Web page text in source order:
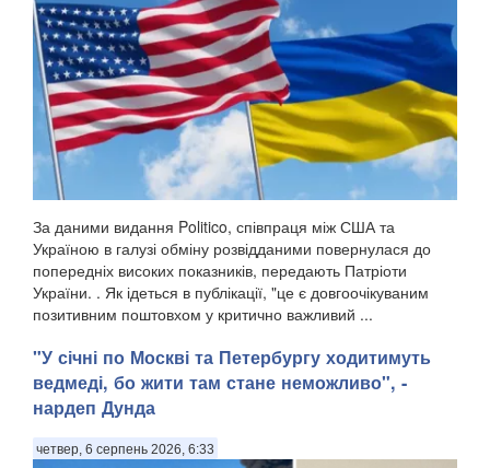
За даними видання Politico, співпраця між США та
Україною в галузі обміну розвідданими повернулася до
попередніх високих показників, передають Патріоти
України. . Як ідеться в публікації, "це є довгоочікуваним
позитивним поштовхом у критично важливий ...
"У січні по Москві та Петербургу ходитимуть
ведмеді, бо жити там стане неможливо", -
нардеп Дунда
четвер, 6 серпень 2026, 6:33